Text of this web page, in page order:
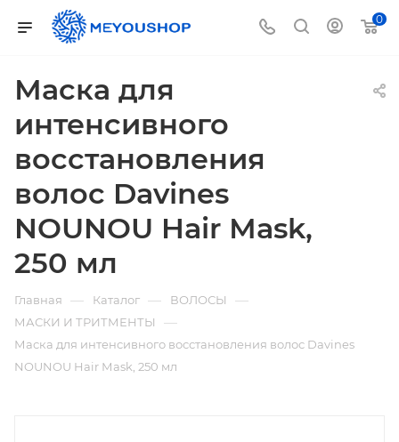
0
Маска для
интенсивного
восстановления
волос Davines
NOUNOU Hair Мask,
250 мл
Главная — Каталог — ВОЛОСЫ —
МАСКИ И ТРИТМЕНТЫ —
Маска для интенсивного восстановления волос Davines
NOUNOU Hair Мask, 250 мл